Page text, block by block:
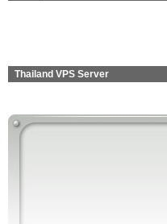
Thailand VPS Server